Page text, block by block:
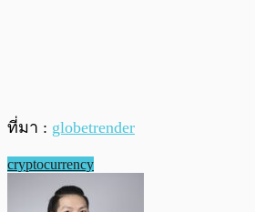
ที่มา : globetrender
cryptocurrency